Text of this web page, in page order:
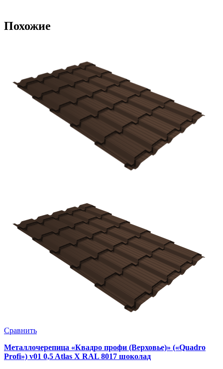
Похожие
Сравнить
Металлочерепица «Квадро профи (Верховье)» («Quadro
Profi») v01 0,5 Atlas X RAL 8017 шоколад